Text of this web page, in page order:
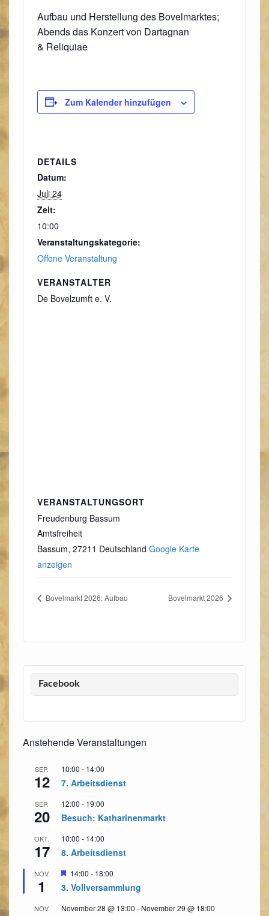
Auf­bau und Her­stel­lung des Bovel­mark­tes;
Abends das Kon­zert von Dar­ta­g­nan
& Reliquiae
Zum Kalender hinzufügen
DETAILS
Datum:
Juli 24
Zeit:
10:00
Veranstaltungskategorie:
Offene Veranstaltung
VERANSTALTER
De Bovelzumft e. V.
VERANSTALTUNGSORT
Freudenburg Bassum
Amtsfreiheit
Bassum, 27211 Deutschland Google Karte
anzeigen
Bovelmarkt 2026: Aufbau Bovelmarkt 2026
Facebook
Anstehende Veranstaltungen
SEP.
12
10:00 - 14:00
7. Arbeitsdienst
SEP.
20
12:00 - 19:00
Besuch: Katharinenmarkt
OKT.
17
10:00 - 14:00
8. Arbeitsdienst
NOV.
1
Hervorgehoben
14:00 - 18:00
3. Vollversammlung
NOV. November 28 @ 13:00 - November 29 @ 18:00